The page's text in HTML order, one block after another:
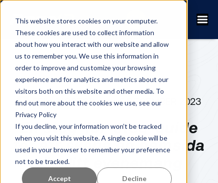
This website stores cookies on your computer.
These cookies are used to collect information
about how you interact with our website and allow
us to remember you. We use this information in
order to improve and customize your browsing
experience and for analytics and metrics about our
visitors both on this website and other media. To
find out more about the cookies we use, see our
Privacy Policy
If you decline, your information won’t be tracked
when you visit this website. A single cookie will be
used in your browser to remember your preference
not to be tracked.
Accept Decline
ERIK SJÖBECK 5 DECEMBER 2023
En steg-för-steg-guide
för att skapa en hemsida
för ditt evenemang